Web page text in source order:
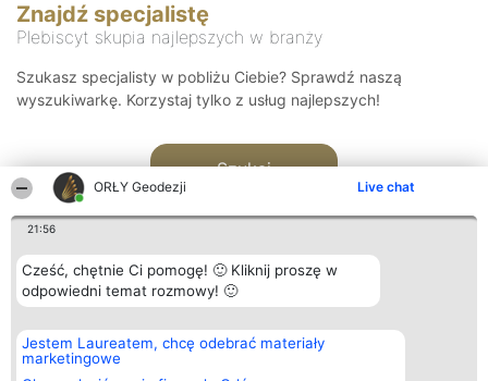
ORŁY Geodezji Live chat
21:56
Cześć, chętnie Ci pomogę! 🙂 Kliknij proszę w
odpowiedni temat rozmowy! 🙂
Jestem Laureatem, chcę odebrać materiały
marketingowe
Znajdź specjalistę
Plebiscyt skupia najlepszych w branży
Szukasz specjalisty w pobliżu Ciebie? Sprawdź naszą
wyszukiwarkę. Korzystaj tylko z usług najlepszych!
Szukaj
Organizator plebiscytu
Bright Side Solutions sp. z o.
o. sp. k.
ul. Ruska 22
Plebiscyt
Laureaci
wszystkich
Kontakt
Kontakt